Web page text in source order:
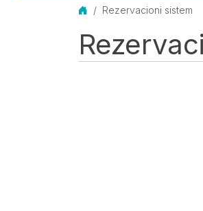
Početna
Rezervacioni sistem